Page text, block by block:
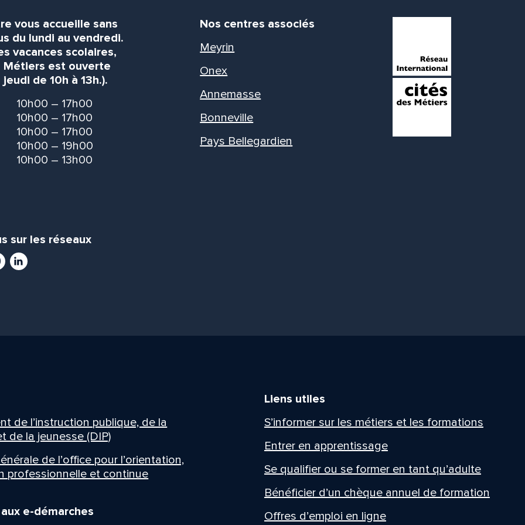
vous accueille sans
du lundi au vendredi.
vacances scolaires,
Métiers est ouverte
de 10h à 13h.).
10h00 – 17h00
10h00 – 17h00
10h00 – 17h00
10h00 – 19h00
10h00 – 13h00
sur les réseaux
LinkedIn
Nos centres associés
Meyrin
Onex
Annemasse
Bonneville
Pays Bellegardien
de l’instruction publique, de la
de la jeunesse (DIP)
de l’office pour l’orientation,
professionnelle et continue
e-démarches
Liens utiles
S’informer sur les métiers et les formations
Entrer en apprentissage
Se qualifier ou se former en tant qu’adulte
Bénéficier d’un chèque annuel de formation
Offres d’emploi en ligne